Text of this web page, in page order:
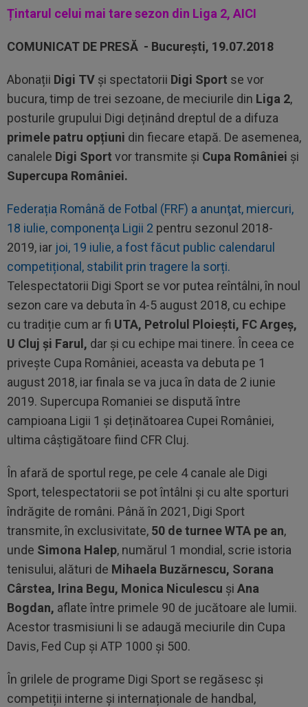
Țintarul celui mai tare sezon din Liga 2, AICI
COMUNICAT DE PRESĂ - București, 19.07.2018
Abonații Digi TV și spectatorii Digi Sport se vor
bucura, timp de trei sezoane, de meciurile din Liga 2,
posturile grupului Digi deținând dreptul de a difuza
primele patru opțiuni din fiecare etapă. De asemenea,
canalele Digi Sport vor transmite și Cupa României și
Supercupa României.
Federația Română de Fotbal (FRF) a anunţat, miercuri,
18 iulie, componenţa Ligii 2 pentru sezonul 2018-
2019, iar joi, 19 iulie, a fost făcut public calendarul
competițional, stabilit prin tragere la sorți.
Telespectatorii Digi Sport se vor putea reîntâlni, în noul
sezon care va debuta în 4-5 august 2018, cu echipe
cu tradiție cum ar fi UTA, Petrolul Ploieşti, FC Argeş,
U Cluj şi Farul, dar și cu echipe mai tinere. În ceea ce
privește Cupa României, aceasta va debuta pe 1
august 2018, iar finala se va juca în data de 2 iunie
2019. Supercupa Romaniei se dispută între
campioana Ligii 1 și deținătoarea Cupei României,
ultima câștigătoare fiind CFR Cluj.
În afară de sportul rege, pe cele 4 canale ale Digi
Sport, telespectatorii se pot întâlni și cu alte sporturi
îndrăgite de români. Până în 2021, Digi Sport
transmite, în exclusivitate, 50 de turnee WTA pe an,
unde Simona Halep, numărul 1 mondial, scrie istoria
tenisului, alături de Mihaela Buzărnescu, Sorana
Cârstea, Irina Begu, Monica Niculescu și Ana
Bogdan, aflate între primele 90 de jucătoare ale lumii.
Acestor trasmisiuni li se adaugă meciurile din Cupa
Davis, Fed Cup și ATP 1000 și 500.
În grilele de programe Digi Sport se regăsesc și
competiții interne și internaționale de handbal,